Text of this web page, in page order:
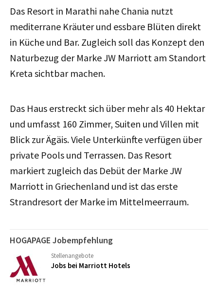
Das Resort in Marathi nahe Chania nutzt
mediterrane Kräuter und essbare Blüten direkt
in Küche und Bar. Zugleich soll das Konzept den
Naturbezug der Marke JW Marriott am Standort
Kreta sichtbar machen.
Das Haus erstreckt sich über mehr als 40 Hektar
und umfasst 160 Zimmer, Suiten und Villen mit
Blick zur Ägäis. Viele Unterkünfte verfügen über
private Pools und Terrassen. Das Resort
markiert zugleich das Debüt der Marke JW
Marriott in Griechenland und ist das erste
Strandresort der Marke im Mittelmeerraum.
HOGAPAGE Jobempfehlung
Stellenangebote
Jobs bei Marriott Hotels